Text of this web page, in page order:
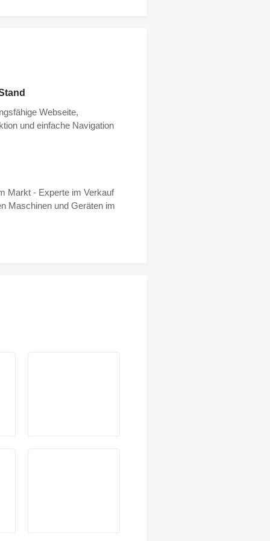
Webseite,
und einfache Navigation
Markt - Experte im Verkauf
Maschinen und Geräten im